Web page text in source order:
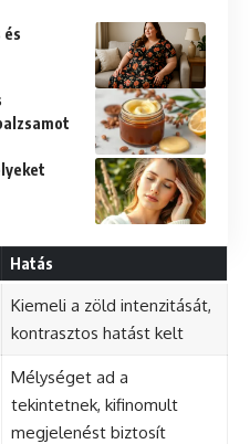
Hatás
Kiemeli a zöld intenzitását,
kontrasztos hatást kelt
Mélységet ad a
tekintetnek, kifinomult
megjelenést biztosít